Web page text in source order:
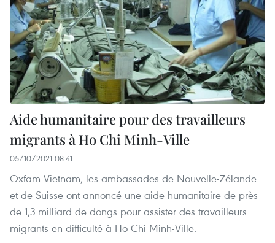
Aide humanitaire pour des travailleurs
migrants à Ho Chi Minh-Ville
05/10/2021 08:41
Oxfam Vietnam, les ambassades de Nouvelle-Zélande
et de Suisse ont annoncé une aide humanitaire de près
de 1,3 milliard de dongs pour assister des travailleurs
migrants en difficulté à Ho Chi Minh-Ville.